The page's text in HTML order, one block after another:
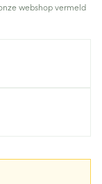
webshop vermeld